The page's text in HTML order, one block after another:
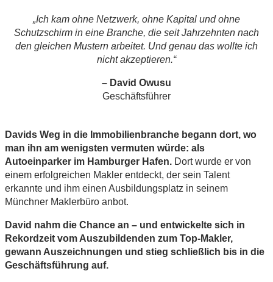
„Ich kam ohne Netzwerk, ohne Kapital und ohne
Schutzschirm in eine Branche, die seit Jahrzehnten nach
den gleichen Mustern arbeitet. Und genau das wollte ich
nicht akzeptieren.“
– David Owusu
Geschäftsführer
Davids Weg in die Immobilienbranche begann dort, wo
man ihn am wenigsten vermuten würde: als
Autoeinparker im Hamburger Hafen. Dort wurde er von
einem erfolgreichen Makler entdeckt, der sein Talent
erkannte und ihm einen Ausbildungsplatz in seinem
Münchner Maklerbüro anbot.
David nahm die Chance an – und entwickelte sich in
Rekordzeit vom Auszubildenden zum Top-Makler,
gewann Auszeichnungen und stieg schließlich bis in die
Geschäftsführung auf.